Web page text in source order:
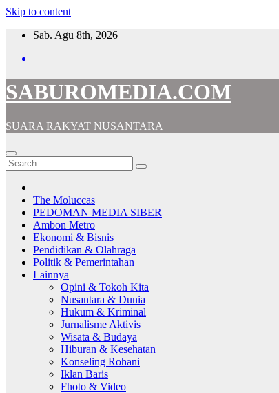
Skip to content
Sab. Agu 8th, 2026
SABUROMEDIA.COM
SUARA RAKYAT NUSANTARA
The Moluccas
PEDOMAN MEDIA SIBER
Ambon Metro
Ekonomi & Bisnis
Pendidikan & Olahraga
Politik & Pemerintahan
Lainnya
Opini & Tokoh Kita
Nusantara & Dunia
Hukum & Kriminal
Jurnalisme Aktivis
Wisata & Budaya
Hiburan & Kesehatan
Konseling Rohani
Iklan Baris
Fhoto & Video